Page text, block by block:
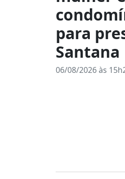
para
Santana
06/08/2026 às